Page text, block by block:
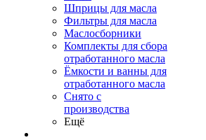
Шприцы для масла
Фильтры для масла
Маслосборники
Комплекты для сбора
отработанного масла
Ёмкости и ванны для
отработанного масла
Снято с
производства
Ещё